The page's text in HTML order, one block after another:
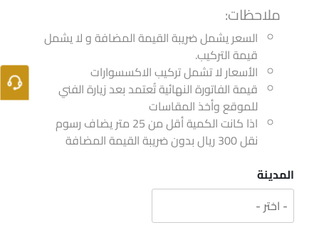
ملاحظات:
السعر يشمل ضريبة القيمة المضافة و لا يشمل
قيمة التركيب.
الأسعار لا تشمل تركيب الاكسسوارات
قيمة الفاتورة النهائية تُعتمد بعد زيارة الفني
للموقع وأخذ المقاسات
اذا كانت الكمية أقل من 25 متر يضاف رسوم
نقل 300 ريال بدون ضريبة القيمة المضافة
المدينة